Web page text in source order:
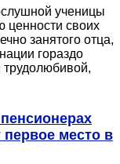
ученицы
своих
занятого отца,
гораздо
трудолюбивой,
место в